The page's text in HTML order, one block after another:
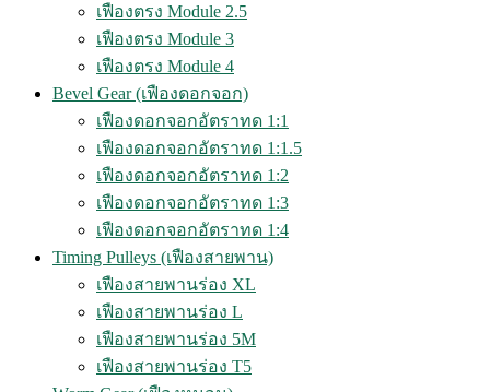
เฟืองตรง Module 2.5
เฟืองตรง Module 3
เฟืองตรง Module 4
Bevel Gear (เฟืองดอกจอก)
เฟืองดอกจอกอัตราทด 1:1
เฟืองดอกจอกอัตราทด 1:1.5
เฟืองดอกจอกอัตราทด 1:2
เฟืองดอกจอกอัตราทด 1:3
เฟืองดอกจอกอัตราทด 1:4
Timing Pulleys (เฟืองสายพาน)
เฟืองสายพานร่อง XL
เฟืองสายพานร่อง L
เฟืองสายพานร่อง 5M
เฟืองสายพานร่อง T5